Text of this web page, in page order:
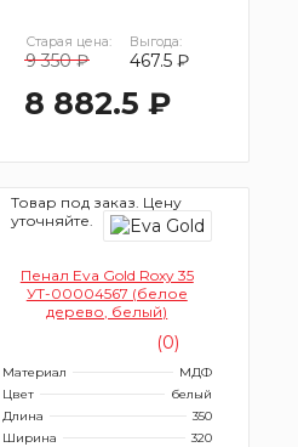
Старая цена:
9 350 ₽
Выгода:
467.5 ₽
8 882.5 ₽
Товар под заказ. Цену
уточняйте.
Пенал Eva Gold Roxy 35
УТ-00004567 (белое
дерево, белый)
(0)
Материал
МДФ
Цвет
белый
Длина
350
Ширина
320